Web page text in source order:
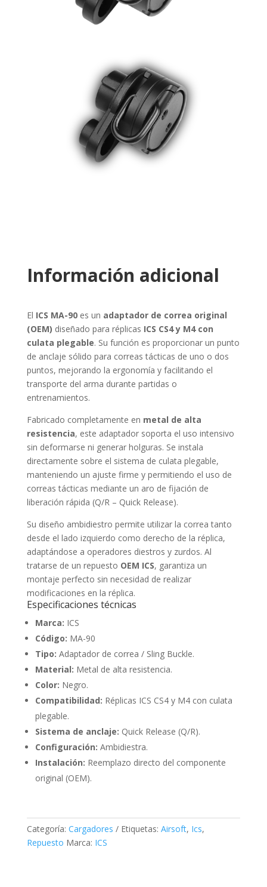
Información adicional
El ICS MA-90es un adaptador de correa original
(OEM) diseñado para réplicas ICS CS4 y M4 con
culata plegable. Su función es proporcionar un punto
de anclaje sólido para correas tácticas de uno o dos
puntos, mejorando la ergonomía y facilitando el
transporte del arma durante partidas o
entrenamientos.
Fabricado completamente en metal de alta
resistencia, este adaptador soporta el uso intensivo
sin deformarse ni generar holguras. Se instala
directamente sobre el sistema de culata plegable,
manteniendo un ajuste firme y permitiendo el uso de
correas tácticas mediante un aro de fijación de
liberación rápida (Q/R – Quick Release).
Su diseño ambidiestro permite utilizar la correa tanto
desde el lado izquierdo como derecho de la réplica,
adaptándose a operadores diestros y zurdos. Al
tratarse de un repuesto OEM ICS, garantiza un
montaje perfecto sin necesidad de realizar
modificaciones en la réplica.
Especificaciones técnicas
Marca: ICS
Código: MA-90
Tipo: Adaptador de correa / Sling Buckle.
Material: Metal de alta resistencia.
Color: Negro.
Compatibilidad: Réplicas ICS CS4 y M4 con culata
plegable.
Sistema de anclaje: Quick Release (Q/R).
Configuración: Ambidiestra.
Instalación: Reemplazo directo del componente
original (OEM).
Categoría: Cargadores Etiquetas: Airsoft, Ics,
Repuesto Marca: ICS